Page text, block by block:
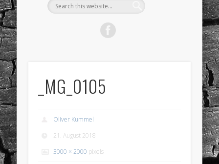
_MG_0105
Oliver Kümmel
21. August 2018
3000 × 2000 pixels